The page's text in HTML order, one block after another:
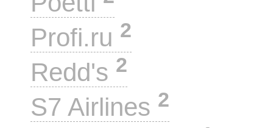
Profi.ru 2
Redd's 2
S7 Airlines 2